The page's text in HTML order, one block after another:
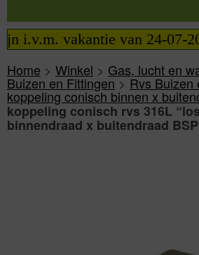
vakantie van 24-07-2026
Home > Winkel > Gas, lucht en
Buizen en Fittingen>Rvs Buizen
koppeling conisch binnen x
koppeling conisch rvs 316L
binnendraad x buitendraad